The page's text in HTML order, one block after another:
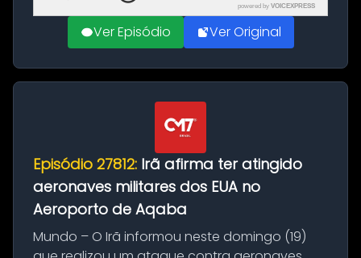
powered by VOICEXPRESS
Ver Episódio Ver Original
Episódio 27812: Irã afirma ter atingido
aeronaves militares dos EUA no
Aeroporto de Aqaba
Mundo – O Irã informou neste domingo (19)